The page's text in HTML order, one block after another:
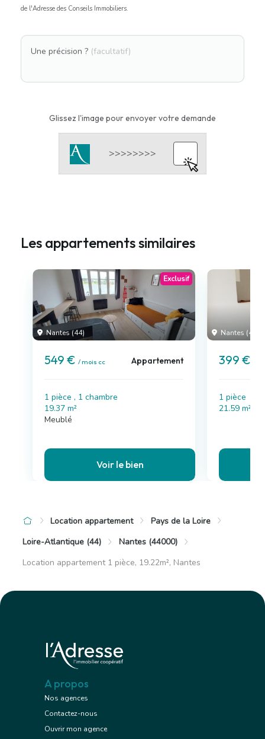
de l'Adresse des Conseils Immobiliers.
Une précision ? (facultatif)
Glissez l'image pour envoyer votre demande
Les appartements similaires
Nantes (44)
Exclusif
549 € / mois cc Appartement
1 pièce , 1 chambre
19.37 m²
Meublé
Voir le bien
Nantes (44)
399 €
1 pièce
21.59 m²
Location appartement
Pays de la Loire
Loire-Atlantique (44)
Nantes (44000)
Location appartement 1 pièce, 19.22m², Nantes
A propos
Nos agences
Contactez-nous
Ouvrir mon agence